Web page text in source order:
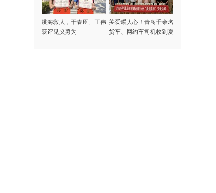
跳海救人，于春臣、王伟
获评见义勇为
关爱暖人心！青岛千余名
货车、网约车司机收到夏